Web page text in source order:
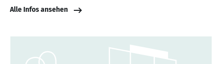
Alle Infos ansehen